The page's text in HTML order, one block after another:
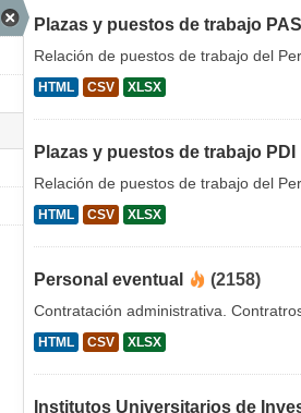
Plazas y puestos de trabajo PAS
Relación de puestos de trabajo del
HTML CSV XLSX
Plazas y puestos de trabajo PDI
Relación de puestos de trabajo del
HTML CSV XLSX
Personal eventual (2158)
Contratación administrativa.
HTML CSV XLSX
Institutos Universitarios de